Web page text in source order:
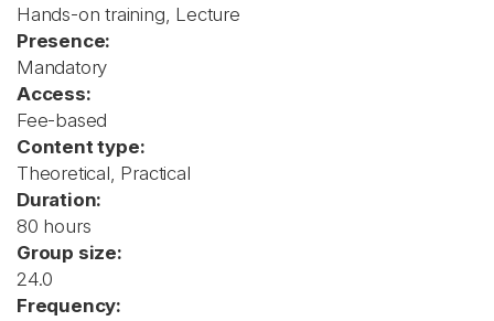
Hands-on training, Lecture
Presence:
Mandatory
Access:
Fee-based
Content type:
Theoretical, Practical
Duration:
80 hours
Group size:
24.0
Frequency: